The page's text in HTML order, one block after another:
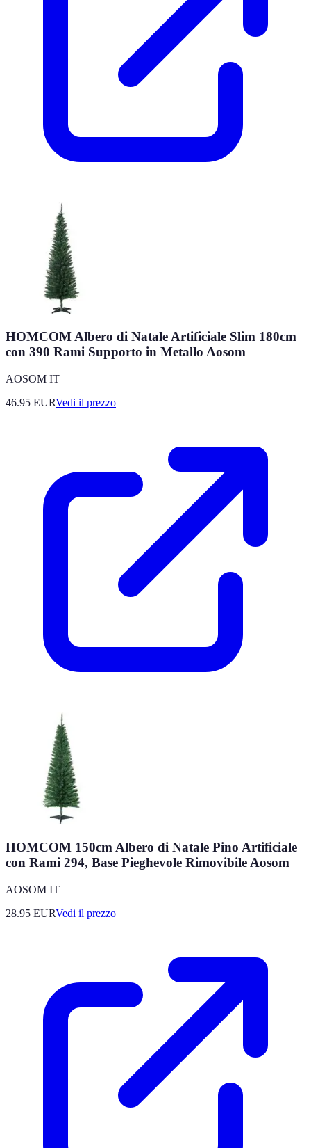
HOMCOM Albero di Natale Artificiale Slim 180cm
con 390 Rami Supporto in Metallo Aosom
AOSOM IT
46.95 EURVedi il prezzo
HOMCOM 150cm Albero di Natale Pino Artificiale
con Rami 294, Base Pieghevole Rimovibile Aosom
AOSOM IT
28.95 EURVedi il prezzo